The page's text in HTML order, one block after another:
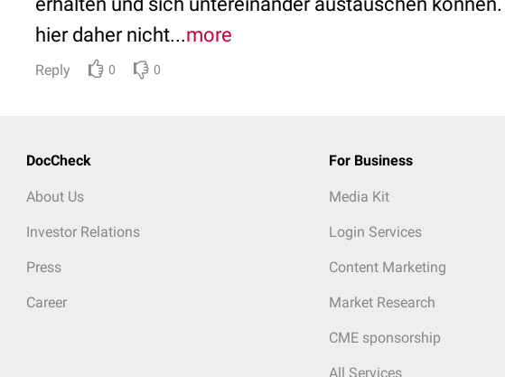
hier daher nicht...more
Reply 0 0
DocCheck
About Us
Investor Relations
Press
Career
For Business
Media Kit
Login Services
Content Marketing
Market Research
CME sponsorship
All Services